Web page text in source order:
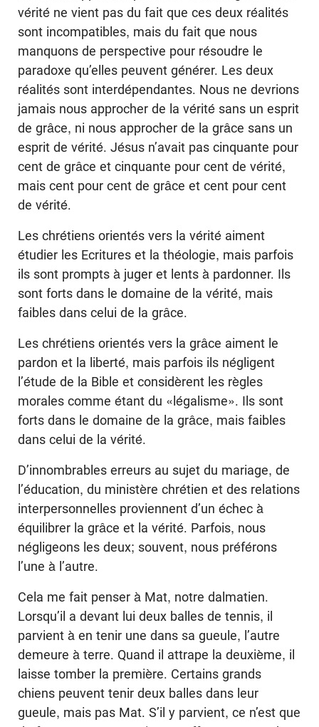
vérité ne vient pas du fait que ces deux réalités
sont incompatibles, mais du fait que nous
manquons de perspective pour résoudre le
paradoxe qu’elles peuvent générer. Les deux
réalités sont interdépendantes. Nous ne devrions
jamais nous approcher de la vérité sans un esprit
de grâce, ni nous approcher de la grâce sans un
esprit de vérité. Jésus n’avait pas cinquante pour
cent de grâce et cinquante pour cent de vérité,
mais cent pour cent de grâce et cent pour cent
de vérité.
Les chrétiens orientés vers la vérité aiment
étudier les Ecritures et la théologie, mais parfois
ils sont prompts à juger et lents à pardonner. Ils
sont forts dans le domaine de la vérité, mais
faibles dans celui de la grâce.
Les chrétiens orientés vers la grâce aiment le
pardon et la liberté, mais parfois ils négligent
l’étude de la Bible et considèrent les règles
morales comme étant du «légalisme». Ils sont
forts dans le domaine de la grâce, mais faibles
dans celui de la vérité.
D’innombrables erreurs au sujet du mariage, de
l’éducation, du ministère chrétien et des relations
interpersonnelles proviennent d’un échec à
équilibrer la grâce et la vérité. Parfois, nous
négligeons les deux; souvent, nous préférons
l’une à l’autre.
Cela me fait penser à Mat, notre dalmatien.
Lorsqu’il a devant lui deux balles de tennis, il
parvient à en tenir une dans sa gueule, l’autre
demeure à terre. Quand il attrape la deuxième, il
laisse tomber la première. Certains grands
chiens peuvent tenir deux balles dans leur
gueule, mais pas Mat. S’il y parvient, ce n’est que